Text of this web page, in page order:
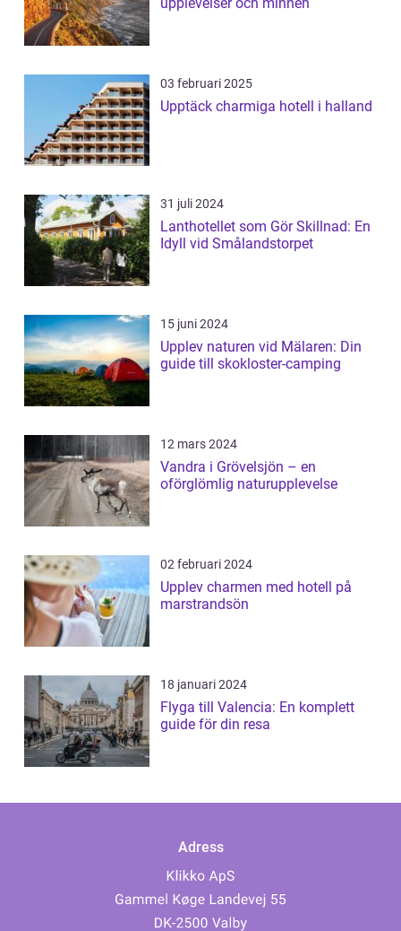
03 februari 2025
Upptäck charmiga hotell i halland
31 juli 2024
Lanthotellet som Gör Skillnad: En
Idyll vid Smålandstorpet
15 juni 2024
Upplev naturen vid Mälaren: Din
guide till skokloster-camping
12 mars 2024
Vandra i Grövelsjön – en
oförglömlig naturupplevelse
02 februari 2024
Upplev charmen med hotell på
marstrandsön
18 januari 2024
Flyga till Valencia: En komplett
guide för din resa
Adress